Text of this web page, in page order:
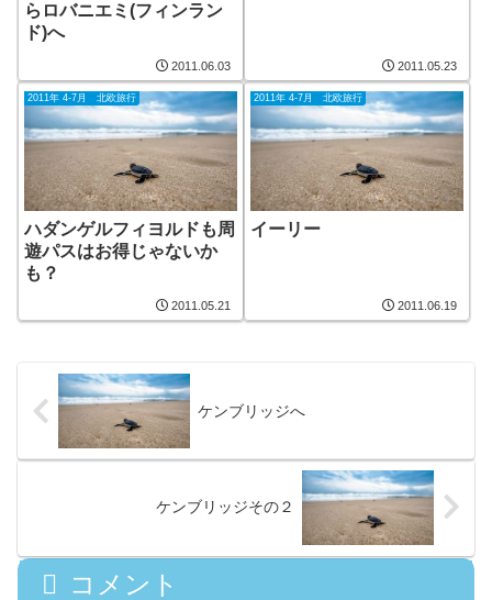
らロバニエミ(フィンラン
ド)へ
2011.06.03 2011.05.23
2011年 4-7月 北欧旅行
ハダンゲルフィヨルドも周
遊パスはお得じゃないか
も？
2011.05.21
2011年 4-7月 北欧旅行
イーリー
2011.06.19
ケンブリッジへ
ケンブリッジその２
コメント